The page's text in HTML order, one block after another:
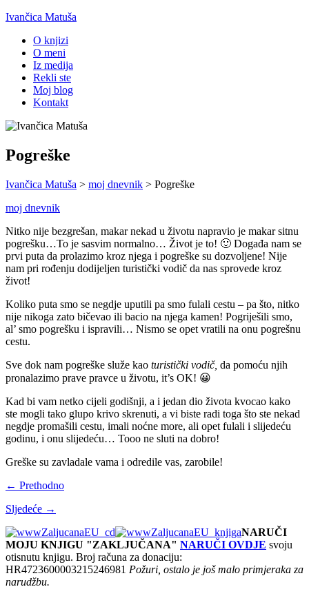
Ivančica Matuša
O knjizi
O meni
Iz medija
Rekli ste
Moj blog
Kontakt
Pogreške
Ivančica Matuša > moj dnevnik > Pogreške
moj dnevnik
Nitko nije bezgrešan, makar nekad u životu napravio je makar sitnu
pogrešku…To je sasvim normalno… Život je to! 🙂 Događa nam se
prvi puta da prolazimo kroz njega i pogreške su dozvoljene! Nije
nam pri rođenju dodijeljen turistički vodič da nas sprovede kroz
život!
Koliko puta smo se negdje uputili pa smo fulali cestu – pa što, nitko
nije nikoga zato bičevao ili bacio na njega kamen! Pogriješili smo,
al’ smo pogrešku i ispravili… Nismo se opet vratili na onu pogrešnu
cestu.
Sve dok nam pogreške služe kao turistički vodič, da pomoću njih
pronalazimo prave pravce u životu, it’s OK! 😀
Kad bi vam netko cijeli godišnji, a i jedan dio života kvocao kako
ste mogli tako glupo krivo skrenuti, a vi biste radi toga što ste nekad
negdje promašili cestu, imali noćne more, ali opet fulali i slijedeću
godinu, i onu slijedeću… Tooo ne sluti na dobro!
Greške su zavladale vama i odredile vas, zarobile!
← Prethodno
Sljedeće →
NARUČI
MOJU KNJIGU "ZAKLJUČANA" NARUČI OVDJE svoju
otisnutu knjigu. Broj računa za donaciju:
HR4723600003215246981 Požuri, ostalo je još malo primjeraka za
narudžbu.